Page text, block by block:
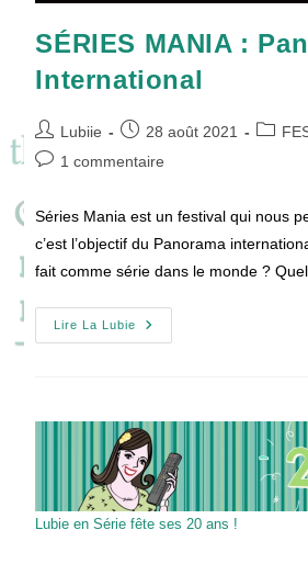
SÉRIES MANIA :
International
Auteur/autrice
de
Lubiie
Publication
publiée :
28 août 2021
Post
Commentaires
1 commentaire
Séries Mania est un festival qui nous
c’est l’objectif du Panorama
fait comme série dans le monde ?
Lire La Lubie
SÉRIES
MANIA
Lubie en Série fête ses 20 ans !